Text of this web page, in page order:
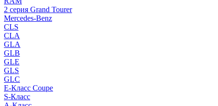
2 серия Grand Tourer
Mercedes-Benz
CLS
CLA
GLA
GLB
GLE
GLS
GLC
E-Класс Coupe
S-Класс